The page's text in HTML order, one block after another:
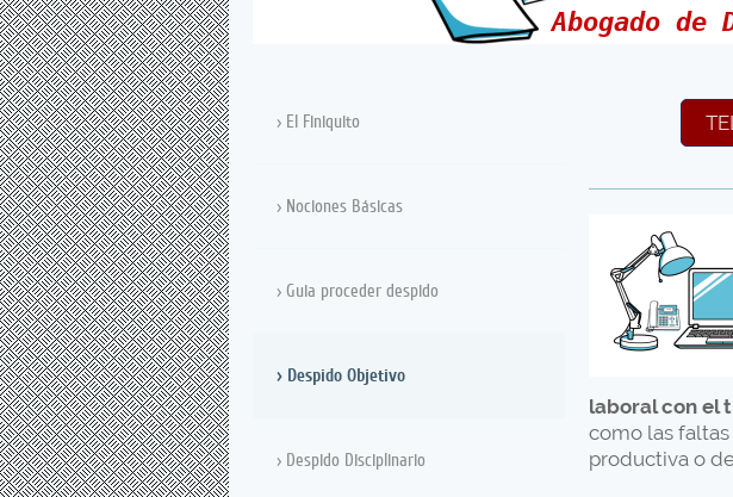
Abogado de
laboral con el
como las
productiva o
El Finiquito
Nociones Básicas
Guia proceder despido
Despido Objetivo
Despido Disciplinario